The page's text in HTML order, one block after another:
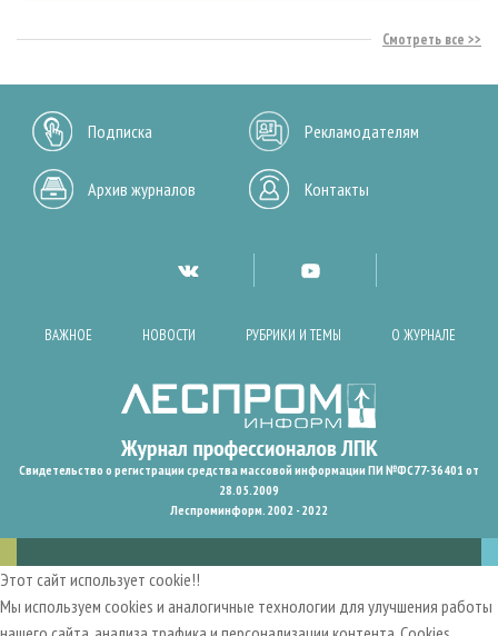
Смотреть все
Подписка Рекламодателям
Архив журналов Контакты
ВАЖНОЕ НОВОСТИ РУБРИКИ И ТЕМЫ О ЖУРНАЛЕ
Свидетельство о регистрации средства массовой информации ПИ №ФС77-36401 от
28.05.2009
Леспроминформ. 2002 - 2022
Этот сайт использует cookie!!
Мы используем cookies и аналогичные технологии для улучшения работы